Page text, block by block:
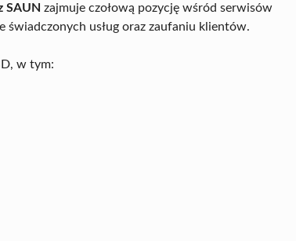
SAUN zajmuje czołową pozycję wśród serwisów
usług oraz zaufaniu klientów.
w tym: